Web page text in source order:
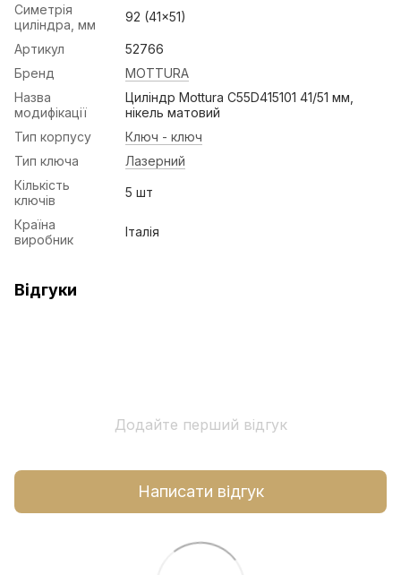
Симетрія
циліндра, мм
92 (41x51)
Артикул
52766
Бренд
MOTTURA
Назва
модифікації
Циліндр Mottura C55D415101 41/51 мм,
нікель матовий
Тип корпусу
Ключ - ключ
Тип ключа
Лазерний
Кількість
ключів
5 шт
Країна
виробник
Італія
Відгуки
Додайте перший відгук
Написати відгук